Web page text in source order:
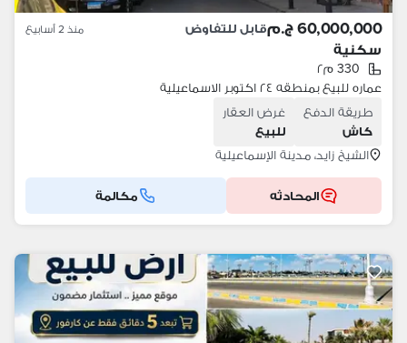
60,000,000 ج.م قابل للتفاوض منذ 2 أسابيع
سكنية
330 م٢
عماره للبيع بمنطقه ٢٤ اكتوبر الاسماعيلية
طريقة الدفع
كاش
غرض العقار
للبيع
الشيخ زايد، مدينة الإسماعيلية
المحادثه مكالمة